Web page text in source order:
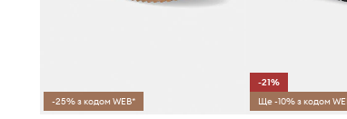
-25% з кодом WEB*
-21%
Ще -10% з кодом